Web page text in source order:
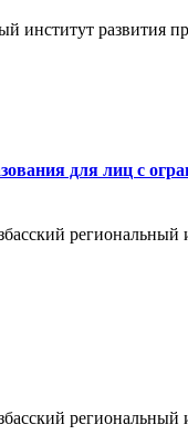
институт развития
для лиц с
региональный
региональный